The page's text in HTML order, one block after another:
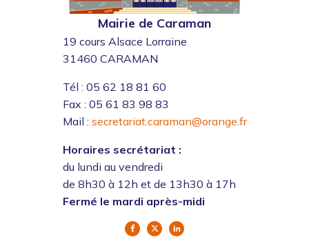
Mairie de Caraman
19 cours Alsace Lorraine
31460 CARAMAN
Tél : 05 62 18 81 60
Fax : 05 61 83 98 83
Mail : secretariat.caraman@orange.fr
Horaires secrétariat :
du lundi au vendredi
de 8h30 à 12h et de 13h30 à 17h
Fermé le mardi après-midi